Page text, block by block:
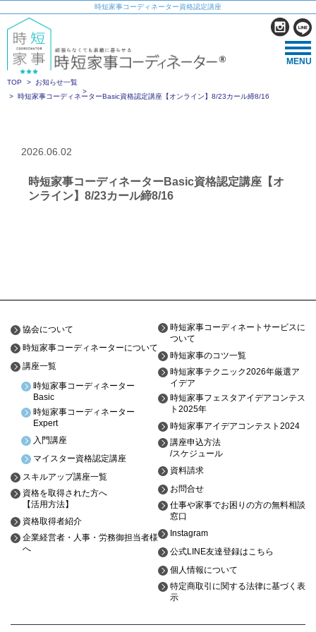
時短家事コーディネーター資格認定講座
MENU
TOP
お知らせ一覧
時短家事コーディネーターBasic資格認定講座【オンライン】8/23カール締8/16
2026.06.02
時短家事コーディネーターBasic資格認定講座【オ
ンライン】8/23カール締8/16
協会について
時短家事コーディネーターについて
講座一覧
時短家事コーディネーター
Basic
時短家事コーディネーター
Expert
入門講座
マイスター資格認定講座
スキルアップ講座一覧
資格を取得された方へ
【活用方法】
資格取得者紹介
企業経営者・人事・労務御担当者様
へ
時短家事コーディネートサービスに
ついて
時短家事のコツ一覧
時短家事テクニック2026年厳選ア
イデア
時短家事フェスタアイデアコンテス
ト2025年
時短家事アイデアコンテスト2024
講座申込方法
/スケジュール
資料請求
お問合せ
仕事や家事でお困りの方の無料相談
窓口
Instagram
公式LINE友達登録はこちら
個人情報について
特定商取引に関する法律に基づく表
示